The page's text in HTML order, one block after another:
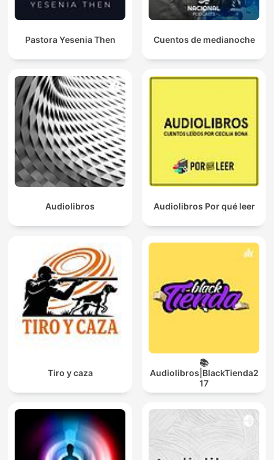
Pastora Yesenia Then Cuentos de medianoche
Audiolibros Audiolibros Por qué leer
Tiro y caza
📚
Audiolibros|BlackTienda2
17